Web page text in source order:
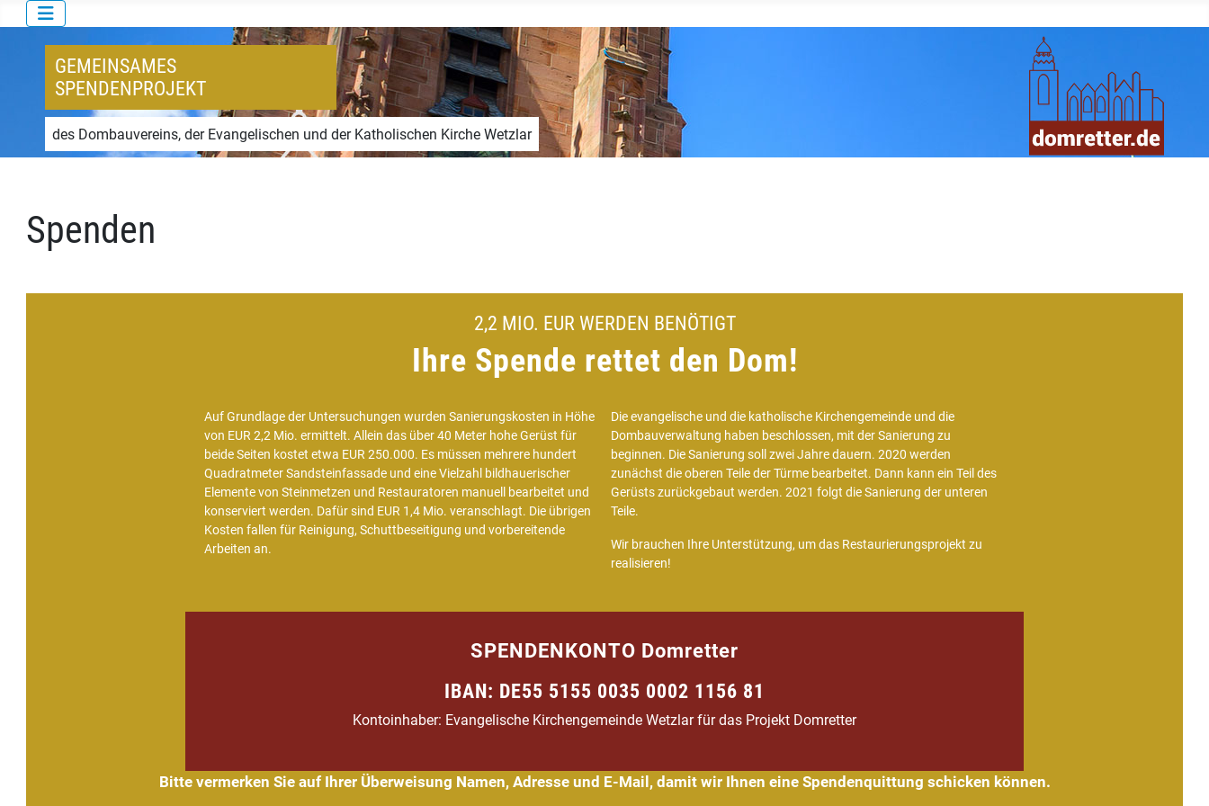
GEMEINSAMES
SPENDENPROJEKT
des Dombauvereins, der Evangelischen und der Katholischen Kirche Wetzlar
Spenden
2,2 MIO. EUR WERDEN BENÖTIGT
Ihre Spende rettet den Dom!
Auf Grundlage der Untersuchungen wurden Sanierungskosten in Höhe
von EUR 2,2 Mio. ermittelt. Allein das über 40 Meter hohe Gerüst für
beide Seiten kostet etwa EUR 250.000. Es müssen mehrere hundert
Quadratmeter Sandsteinfassade und eine Vielzahl bildhauerischer
Elemente von Steinmetzen und Restauratoren manuell bearbeitet und
konserviert werden. Dafür sind EUR 1,4 Mio. veranschlagt. Die übrigen
Kosten fallen für Reinigung, Schuttbeseitigung und vorbereitende
Arbeiten an.
Die evangelische und die katholische Kirchengemeinde und die
Dombauverwaltung haben beschlossen, mit der Sanierung zu
beginnen. Die Sanierung soll zwei Jahre dauern. 2020 werden
zunächst die oberen Teile der Türme bearbeitet. Dann kann ein Teil des
Gerüsts zurückgebaut werden. 2021 folgt die Sanierung der unteren
Teile.
Wir brauchen Ihre Unterstützung, um das Restaurierungsprojekt zu
realisieren!
SPENDENKONTO Domretter
IBAN: DE55 5155 0035 0002 1156 81
Kontoinhaber: Evangelische Kirchengemeinde Wetzlar für das Projekt Domretter
Bitte vermerken Sie auf Ihrer Überweisung Namen, Adresse und E-Mail, damit wir Ihnen eine Spendenquittung schicken können.